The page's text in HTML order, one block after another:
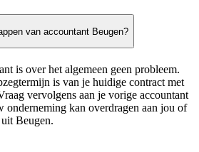
van accountant Beugen?
is over het algemeen geen probleem.
is van je huidige contract met
vervolgens aan je vorige accountant
onderneming kan overdragen aan jou of
Beugen.